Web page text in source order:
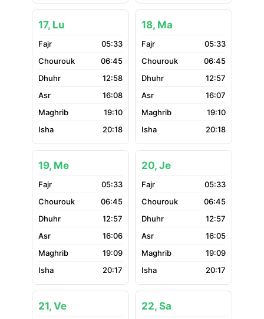
17, Lu
05:33
06:45
12:58
16:08
19:10
20:18
18, Ma
05:33
06:45
12:57
16:07
19:10
20:18
19, Me
05:33
06:45
12:57
16:06
19:09
20:17
20, Je
05:33
06:45
12:57
16:05
19:09
20:17
21, Ve 22, Sa